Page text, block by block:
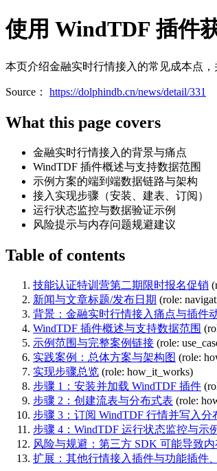
使用 WindTDF 插件
本页介绍金融实时行情接入的常见成本点
Source： https://dolphindb.cn/news/detail/331
What this page covers
金融实时行情接入的背景与痛点
WindTDF 插件概述与支持数据范围
示例方案的端到端数据链路与架构
接入实现步骤（安装、建表、订阅）
运行状态监控与数据验证示例
风险提示与内存问题规避建议
Table of contents
技能认证特训营第二期限时报名促销
新闻与文章标题/发布日期 (role:
背景：金融实时行情接入痛点与插件
WindTDF 插件概述与支持数据范围
示例范围与完整案例链接 (role:
实践案例：总体方案与架构图 (role:
实现步骤总览 (role: how_it_works)
步骤 1：安装并加载 WindTDF 插件
步骤 2：创建流表与分布式表 (role:
步骤 3：订阅 WindTDF 行情并写入分
步骤 4：WindTDF 运行状态监控与示
风险与规避：第三方 SDK 可能导致
扩展：其他行情接入插件与功能插件